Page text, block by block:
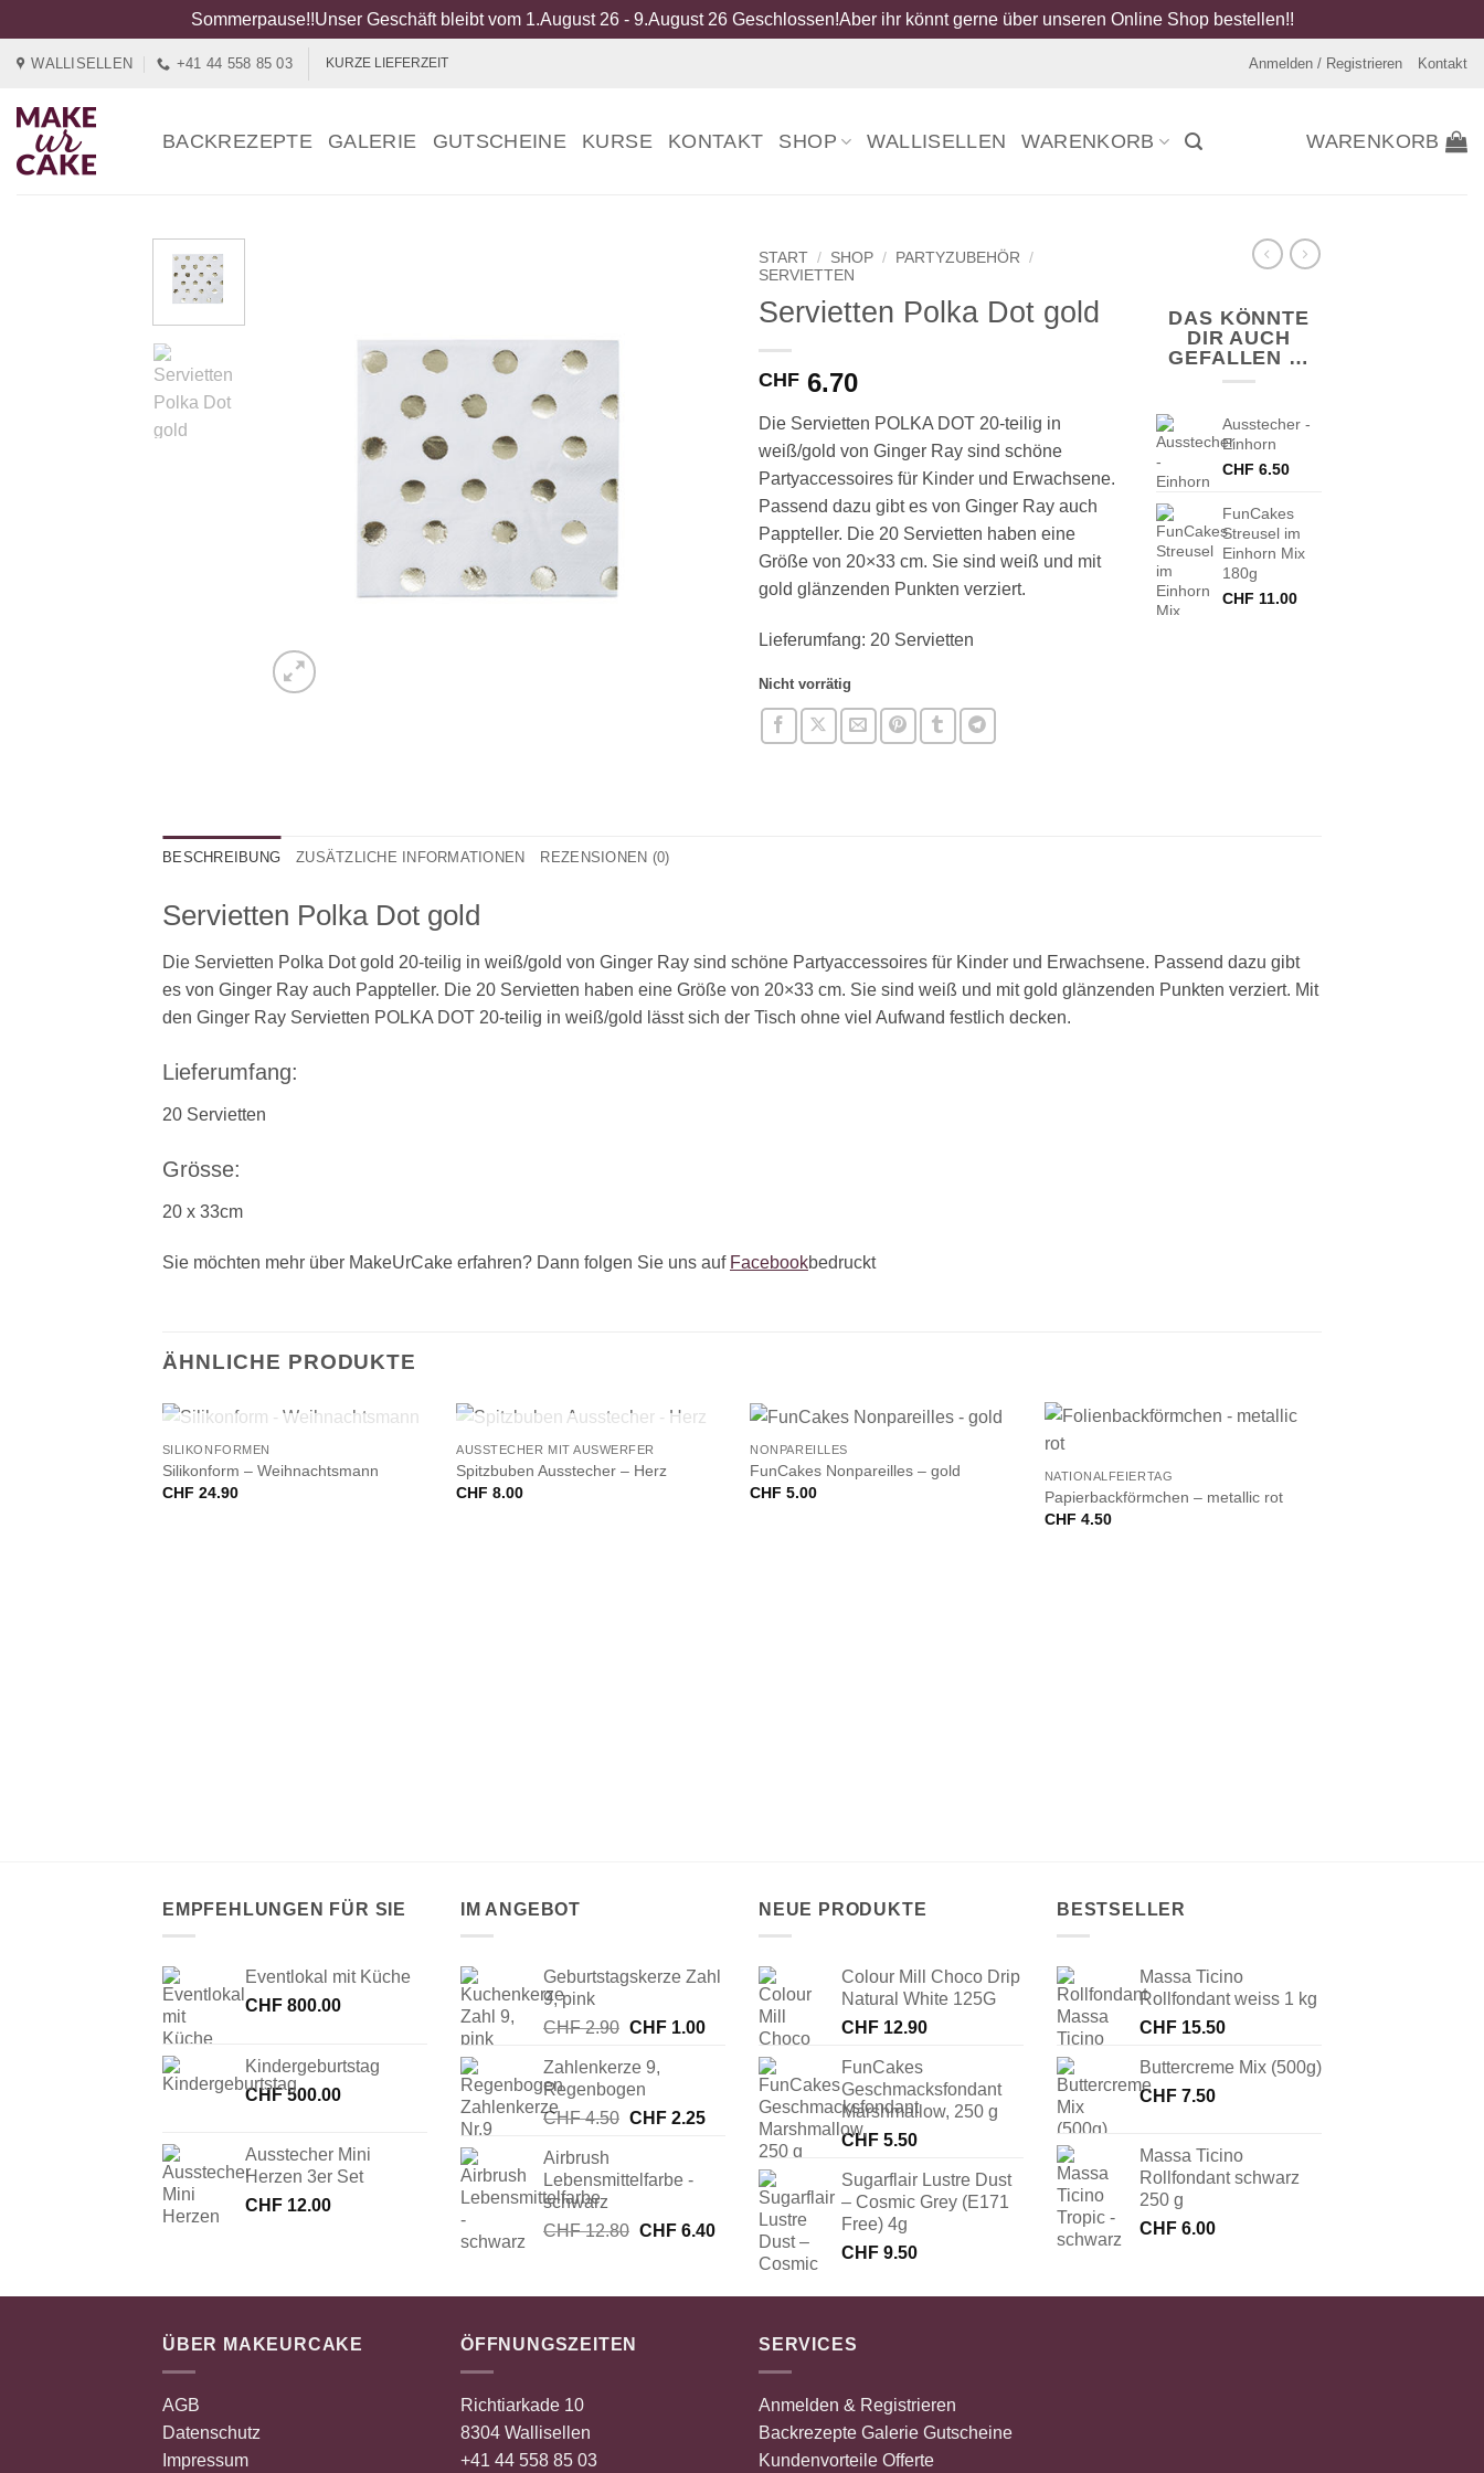
Sommerpause!!Unser Geschäft bleibt vom 1.August 26 - 9.August 26 Geschlossen!Aber ihr könnt gerne über unseren Online Shop bestellen!!
springen
WALLISELLEN +41 44 558 85 03 KURZE LIEFERZEIT Anmelden / Registrieren Kontakt
BACKREZEPTE GALERIE GUTSCHEINE KURSE KONTAKT SHOP WALLISELLEN WARENKORB WARENKORB
START / SHOP / PARTYZUBEHÖR /
SERVIETTEN
Servietten Polka Dot gold
CHF 6.70
Die Servietten POLKA DOT 20-teilig in
weiß/gold von Ginger Ray sind schöne
Partyaccessoires für Kinder und Erwachsene.
Passend dazu gibt es von Ginger Ray auch
Pappteller. Die 20 Servietten haben eine
Größe von 20×33 cm. Sie sind weiß und mit
gold glänzenden Punkten verziert.
Lieferumfang: 20 Servietten
Nicht vorrätig
DAS KÖNNTE
DIR AUCH
GEFALLEN …
Ausstecher -
Einhorn
CHF 6.50
FunCakes
Streusel im
Einhorn Mix
180g
CHF 11.00
BESCHREIBUNG ZUSÄTZLICHE INFORMATIONEN REZENSIONEN (0)
Servietten Polka Dot gold
Die Servietten Polka Dot gold 20-teilig in weiß/gold von Ginger Ray sind schöne Partyaccessoires für Kinder und Erwachsene. Passend dazu gibt
es von Ginger Ray auch Pappteller. Die 20 Servietten haben eine Größe von 20×33 cm. Sie sind weiß und mit gold glänzenden Punkten verziert. Mit
den Ginger Ray Servietten POLKA DOT 20-teilig in weiß/gold lässt sich der Tisch ohne viel Aufwand festlich decken.
Lieferumfang:
20 Servietten
Grösse:
20 x 33cm
Sie möchten mehr über MakeUrCake erfahren? Dann folgen Sie uns auf Facebookbedruckt
ÄHNLICHE PRODUKTE
+
NICHT VORRÄTIG
SILIKONFORMEN
Silikonform – Weihnachtsmann
CHF 24.90
+
NICHT VORRÄTIG
AUSSTECHER MIT AUSWERFER
Spitzbuben Ausstecher – Herz
CHF 8.00
+
NONPAREILLES
FunCakes Nonpareilles – gold
CHF 5.00
NATIONALFEIERTAG
Papierbackförmchen – metallic rot
CHF 4.50
EMPFEHLUNGEN FÜR SIE
Eventlokal mit Küche
CHF 800.00
Kindergeburtstag
CHF500.00
Ausstecher Mini
Herzen 3er Set
CHF 12.00
IM ANGEBOT
Geburtstagskerze Zahl
9, pink
CHF2.90 Ursprünglicher
war:
CHF 2.90
CHF1.00Aktueller
CHF 1.00.
Zahlenkerze 9,
Regenbogen
CHF4.50 Ursprünglicher
CHF 4.50
CHF2.25Aktueller
CHF 2.25.
Airbrush
Lebensmittelfarbe -
schwarz
CHF12.80 Ursprünglicher
CHF 12.80
CHF6.40Aktueller
CHF 6.40.
NEUE PRODUKTE
Colour Mill Choco Drip
Natural White 125G
CHF 12.90
FunCakes
Geschmacksfondant
Marshmallow, 250 g
CHF 5.50
Sugarflair Lustre Dust
– Cosmic Grey (E171
Free) 4g
CHF 9.50
BESTSELLER
Massa Ticino
Rollfondant weiss 1 kg
CHF 15.50
Buttercreme Mix (500g)
CHF 7.50
Massa Ticino
Rollfondant schwarz
250 g
CHF 6.00
ÜBER MAKEURCAKE
AGB
Datenschutz
Impressum
ÖFFNUNGSZEITEN
Richtiarkade 10
8304 Wallisellen
+41 44 558 85 03
SERVICES
Anmelden & Registrieren
Backrezepte Galerie Gutscheine
Kundenvorteile Offerte